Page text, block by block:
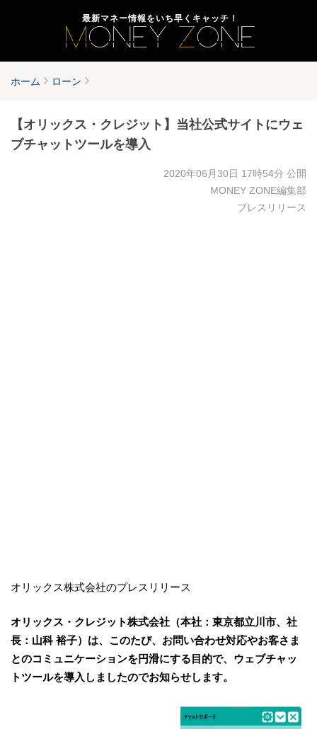
最新マネー情報をいち早くキャッチ！
ホーム ローン
【オリックス・クレジット】当社公式サイトにウェ
ブチャットツールを導入
2020年06月30日 17時54分 公開
MONEY ZONE編集部
プレスリリース
オリックス株式会社のプレスリリース
オリックス・クレジット株式会社（本社：東京都立川市、社
長：山科 裕子）は、このたび、お問い合わせ対応やお客さま
とのコミュニケーションを円滑にする目的で、ウェブチャッ
トツールを導入しましたのでお知らせします。